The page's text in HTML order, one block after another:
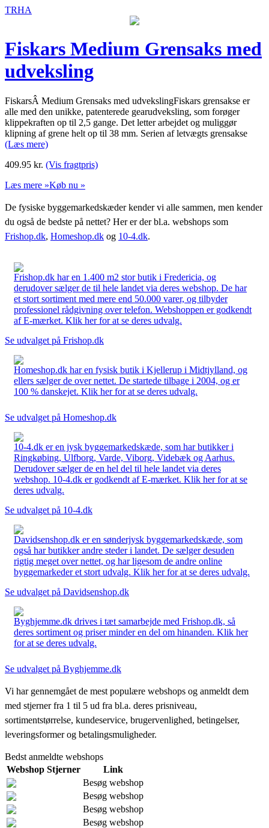
TRHA
Fiskars Medium Grensaks med
udveksling
FiskarsÂ Medium Grensaks med udvekslingFiskars grensakse er
alle med den unikke, patenterede gearudveksling, som forøger
klippekraften op til 2,5 gange. Det letter arbejdet og muliggør
klipning af grene helt op til 38 mm. Serien af letvægts grensakse
(Læs mere)
409.95 kr. (Vis fragtpris)
Læs mere »Køb nu »
De fysiske byggemarkedskæder kender vi alle sammen, men kender
du også de bedste på nettet? Her er der bl.a. webshops som
Frishop.dk, Homeshop.dk og 10-4.dk.
Frishop.dk har en 1.400 m2 stor butik i Fredericia, og
derudover sælger de til hele landet via deres webshop. De har
et stort sortiment med mere end 50.000 varer, og tilbyder
professionel rådgivning over telefon. Webshoppen er godkendt
af E-mærket. Klik her for at se deres udvalg.
Se udvalget på Frishop.dk
Homeshop.dk har en fysisk butik i Kjellerup i Midtjylland, og
ellers sælger de over nettet. De startede tilbage i 2004, og er
100 % danskejet. Klik her for at se deres udvalg.
Se udvalget på Homeshop.dk
10-4.dk er en jysk byggemarkedskæde, som har butikker i
Ringkøbing, Ulfborg, Varde, Viborg, Videbæk og Aarhus.
Derudover sælger de en hel del til hele landet via deres
webshop. 10-4.dk er godkendt af E-mærket. Klik her for at se
deres udvalg.
Se udvalget på 10-4.dk
Davidsenshop.dk er en sønderjysk byggemarkedskæde, som
også har butikker andre steder i landet. De sælger desuden
rigtig meget over nettet, og har ligesom de andre online
byggemarkeder et stort udvalg. Klik her for at se deres udvalg.
Se udvalget på Davidsenshop.dk
Byghjemme.dk drives i tæt samarbejde med Frishop.dk, så
deres sortiment og priser minder en del om hinanden. Klik her
for at se deres udvalg.
Se udvalget på Byghjemme.dk
Vi har gennemgået de mest populære webshops og anmeldt dem
med stjerner fra 1 til 5 ud fra bl.a. deres prisniveau,
sortimentstørrelse, kundeservice, brugervenlighed, betingelser,
leveringsformer og betalingsmuligheder.
Bedst anmeldte webshops
Webshop Stjerner
Link
Besøg webshop
Besøg webshop
Besøg webshop
Besøg webshop